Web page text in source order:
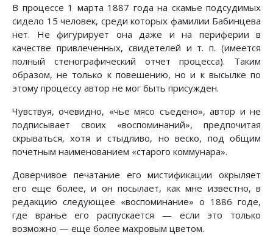
В процессе 1 марта 1887 года на скамье подсудимых
сидело 15 человек, среди которых фамилии Бабинцева
нет. Не фигурирует она даже и на периферии в
качестве привлеченных, свидетелей и т. п. (имеется
полный стенографический отчет процесса). Таким
образом, не только к повешению, но и к высылке по
этому процессу автор не мог быть присужден.
Чувствуя, очевидно, «чье мясо съедено», автор и не
подписывает своих «воспоминаний», предпочитая
скрываться, хотя и стыдливо, но веско, под общим
почетным наименованием «старого коммунара».
Доверчивое печатание его мистификации окрыляет
его еще более, и он посылает, как мне известно, в
редакцию следующее «воспоминание» о 1886 годе,
где вранье его распускается — если это только
возможно — еще более махровым цветом.